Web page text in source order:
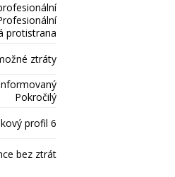
protistrana
ztráty
Pokročilý
profil 6
bez ztrát